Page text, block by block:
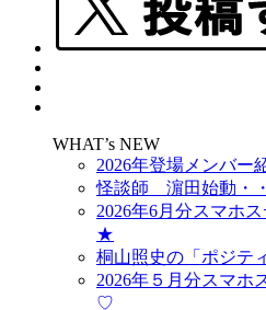
WHAT’s NEW
2026年登場メンバー
怪談師 濵田始動・
2026年6月分スマホ
★
桐山照史の「ポジテ
2026年５月分スマホ
♡